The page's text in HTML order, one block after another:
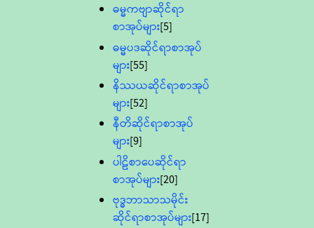
ဓမ္မကဗျာဆိုင်ရာ
စာအုပ်များ[5]
ဓမ္မပဒဆိုင်ရာစာအုပ်
များ[55]
နိဿယဆိုင်ရာစာအုပ်
များ[52]
နီတိဆိုင်ရာစာအုပ်
များ[9]
ပါဠိစာပေဆိုင်ရာ
စာအုပ်များ[20]
ဗုဒ္ဓဘာသာသမိုင်း
ဆိုင်ရာစာအုပ်များ[17]